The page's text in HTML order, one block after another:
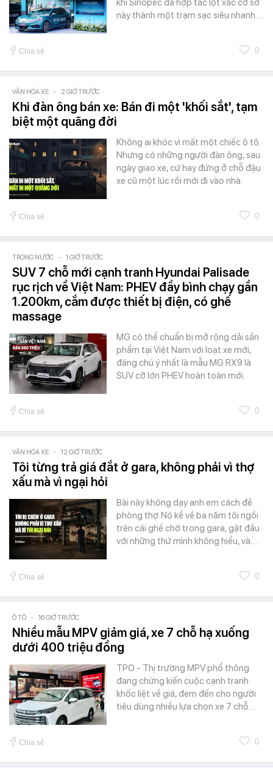
khí Sinopec đã hợp tác lột xác cơ sở
này thành một trạm sạc siêu nhanh…
Chia sẻ 0
VĂN HÓA XE - 2 GIỜ TRƯỚC
Khi đàn ông bán xe: Bán đi một 'khối sắt', tạm
biệt một quãng đời
Không ai khóc vì mất một chiếc ô tô.
Nhưng có những người đàn ông, sau
ngày giao xe, cứ hay đứng ở chỗ đậu
xe cũ một lúc rồi mới đi vào nhà.
Chia sẻ 0
TRONG NƯỚC - 1 GIỜ TRƯỚC
SUV 7 chỗ mới cạnh tranh Hyundai Palisade
rục rịch về Việt Nam: PHEV đầy bình chạy gần
1.200km, cắm được thiết bị điện, có ghế
massage
MG có thể chuẩn bị mở rộng dải sản
phẩm tại Việt Nam với loạt xe mới,
đáng chú ý nhất là mẫu MG RX9 là
SUV cỡ lớn PHEV hoàn toàn mới.
Chia sẻ 0
VĂN HÓA XE - 12 GIỜ TRƯỚC
Tôi từng trả giá đắt ở gara, không phải vì thợ
xấu mà vì ngại hỏi
Bài này không dạy anh em cách đề
phòng thợ. Nó kể về ba năm tôi ngồi
trên cái ghế chờ trong gara, gật đầu
với những thứ mình không hiểu, và…
Chia sẻ 0
Ô TÔ - 16 GIỜ TRƯỚC
Nhiều mẫu MPV giảm giá, xe 7 chỗ hạ xuống
dưới 400 triệu đồng
TPO - Thị trường MPV phổ thông
đang chứng kiến cuộc cạnh tranh
khốc liệt về giá, đem đến cho người
tiêu dùng nhiều lựa chọn xe 7 chỗ…
Chia sẻ 0